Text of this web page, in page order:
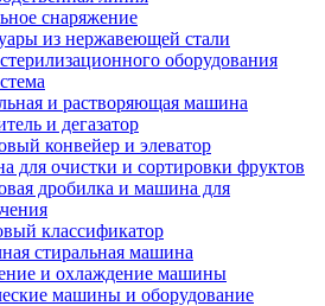
снаряжение
из нержавеющей стали
оборудования
и растворяющая машина
и дегазатор
конвейер и элеватор
для очистки и сортировки фруктов
дробилка и машина для
классификатор
стиральная машина
и охлаждение машины
машины и оборудование